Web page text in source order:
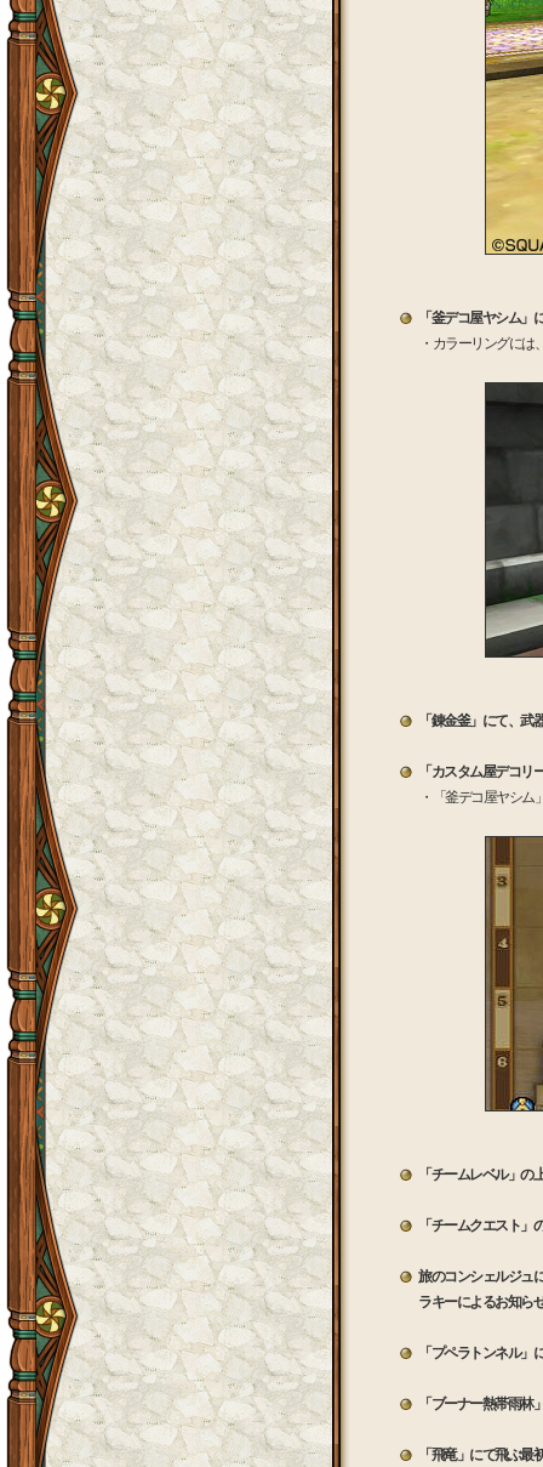
「釜デコ屋ヤシム
・カラーリングに
「錬金釜」にて、
「カスタム屋デコ
・「釜デコ屋ヤシム
「チームレベル」の
「チームクエスト
旅のコンシェルジュ
ラキーによるお知ら
「プペラトンネル
「ブーナー熱帯雨
「飛竜」にて飛ぶ